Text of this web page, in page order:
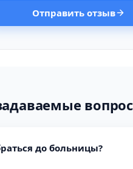
Отправить отзыв
до больницы?